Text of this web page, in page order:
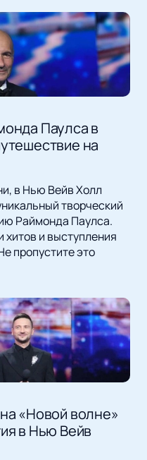
Паулса в
на
в Нью Вейв Холл
творческий
Раймонда Паулса.
и выступления
пропустите это
«Новой волне»
в Нью Вейв